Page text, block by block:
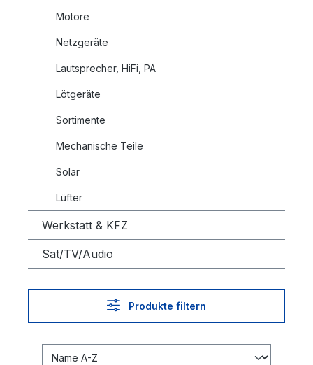
Motore
Netzgeräte
Lautsprecher, HiFi, PA
Lötgeräte
Sortimente
Mechanische Teile
Solar
Lüfter
Werkstatt & KFZ
Sat/TV/Audio
Produkte filtern